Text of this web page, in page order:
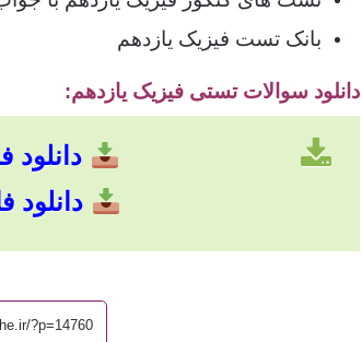
بانک تست فیزیک یازدهم
دانلود سوالات تستی فیزیک یازدهم:
دانلود
دانلود